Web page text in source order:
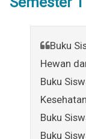
Buku
Hewan
Buku
Kesehatan
Buku
Buku